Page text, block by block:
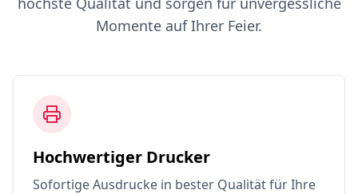
Momente auf Ihrer Feier.
Hochwertiger Drucker
Sofortige Ausdrucke in bester Qualität für Ihre